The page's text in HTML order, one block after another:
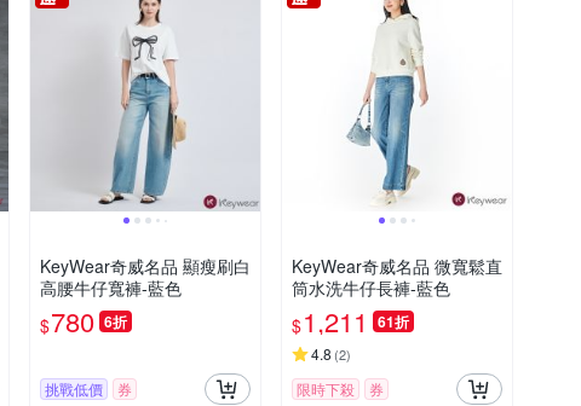
KeyWear奇威名品 顯瘦刷白
高腰牛仔寬褲-藍色
$780 6折
挑戰低價 券
KeyWear奇威名品 微寬鬆直
筒水洗牛仔長褲-藍色
$1,211 61折
4.8 (2)
限時下殺 券